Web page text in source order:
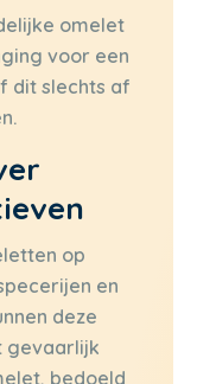
omelet
voor een
dit slechts af
op
en
deze
gevaarlijk
bedoeld